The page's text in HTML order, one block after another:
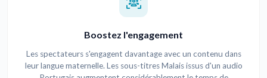
Boostez l'engagement
Les spectateurs s'engagent davantage avec un contenu dans
leur langue maternelle. Les sous-titres Malais issus d'un audio